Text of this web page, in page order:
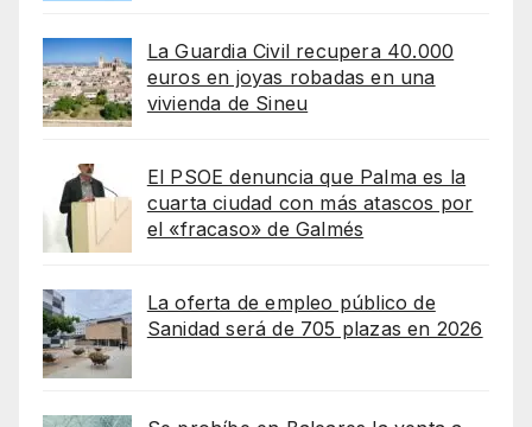
La Guardia Civil recupera 40.000
euros en joyas robadas en una
vivienda de Sineu
El PSOE denuncia que Palma es la
cuarta ciudad con más atascos por
el «fracaso» de Galmés
La oferta de empleo público de
Sanidad será de 705 plazas en 2026